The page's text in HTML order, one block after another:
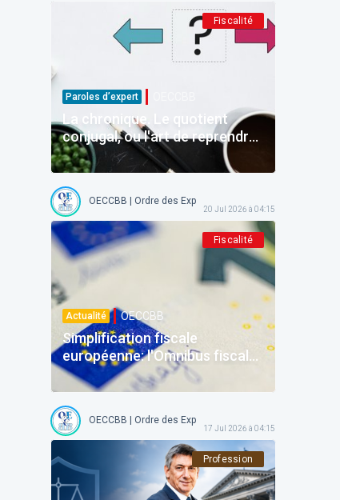
Fiscalité
Paroles d’expert
La chronique. Le quotient
conjugal, ou l'art de reprendre
avant d'avoir donné
OECCBB | Ordre des Experts-comptables et
20 Jul 2026 à 04:15
Fiscalité
Actualité OECCBB
Simplification fiscale
européenne: l'Omnibus fiscal
et la refonte de la DAC du 24
juin 2026
OECCBB | Ordre des Experts-comptables et
17 Jul 2026 à 04:15
Profession